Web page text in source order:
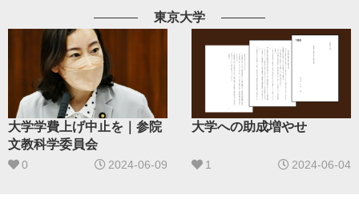
東京大学
大学学費上げ中止を｜参院
文教科学委員会
0 2024-06-09
大学への助成増やせ
1 2024-06-04